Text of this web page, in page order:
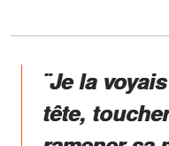
¨Je la
tête,